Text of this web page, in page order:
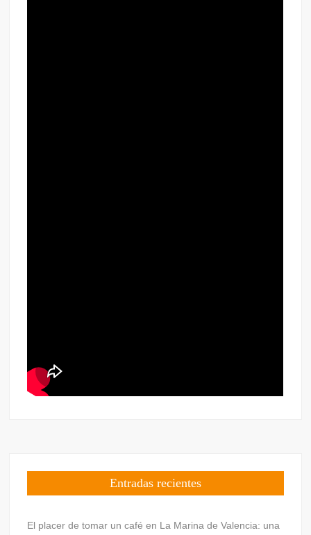
Entradas recientes
El placer de tomar un café en La Marina de Valencia: una